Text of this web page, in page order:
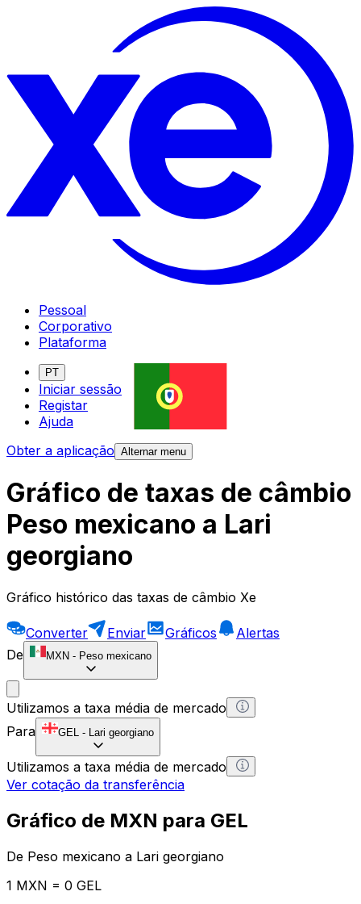
Pessoal
Corporativo
Plataforma
PT
Iniciar sessão
Registar
Ajuda
Obter a aplicação Alternar menu
Gráfico de taxas de câmbio
Peso mexicano a Lari
georgiano
Gráfico histórico das taxas de câmbio Xe
Converter Enviar Gráficos
Alertas
De
MXN - Peso mexicano
Utilizamos a taxa média de mercado
Para
GEL - Lari georgiano
Utilizamos a taxa média de mercado
Ver cotação da transferência
Gráfico de MXN para GEL
De Peso mexicano a Lari georgiano
1 MXN = 0 GEL